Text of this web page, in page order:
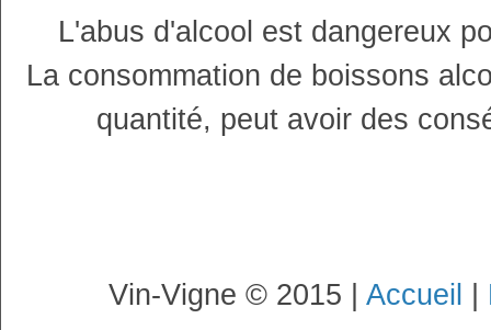
L'abus d'alcool est dangereux
La consommation de boissons
quantité, peut avoir des
Vin-Vigne © 2015 | Accueil